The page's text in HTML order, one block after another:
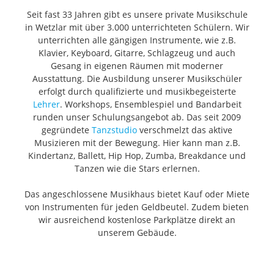
Seit fast 33 Jahren gibt es unsere private Musikschule
in Wetzlar mit über 3.000 unterrichteten Schülern. Wir
unterrichten alle gängigen Instrumente, wie z.B.
Klavier, Keyboard, Gitarre, Schlagzeug und auch
Gesang in eigenen Räumen mit moderner
Ausstattung. Die Ausbildung unserer Musikschüler
erfolgt durch qualifizierte und musikbegeisterte
Lehrer. Workshops, Ensemblespiel und Bandarbeit
runden unser Schulungsangebot ab. Das seit 2009
gegründete Tanzstudio verschmelzt das aktive
Musizieren mit der Bewegung. Hier kann man z.B.
Kindertanz, Ballett, Hip Hop, Zumba, Breakdance und
Tanzen wie die Stars erlernen.
Das angeschlossene Musikhaus bietet Kauf oder Miete
von Instrumenten für jeden Geldbeutel. Zudem bieten
wir ausreichend kostenlose Parkplätze direkt an
unserem Gebäude.